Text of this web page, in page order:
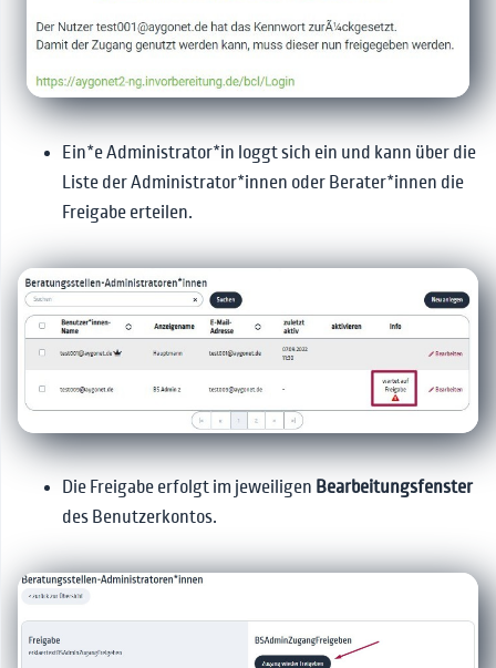
Ein*e Administrator*in loggt sich ein und kann über die
Liste der Administrator*innen oder Berater*innen die
Freigabe erteilen.
Die Freigabe erfolgt im jeweiligen Bearbeitungsfenster
des Benutzerkontos.